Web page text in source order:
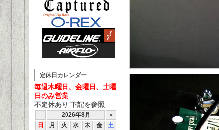
定休日カレンダー
毎週木曜日、金曜日、土曜
日のみ営業
不定休あり 下記を参照